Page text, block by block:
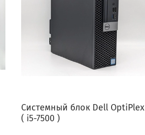
Системный блок Dell OptiPlex
( i5-7500 )